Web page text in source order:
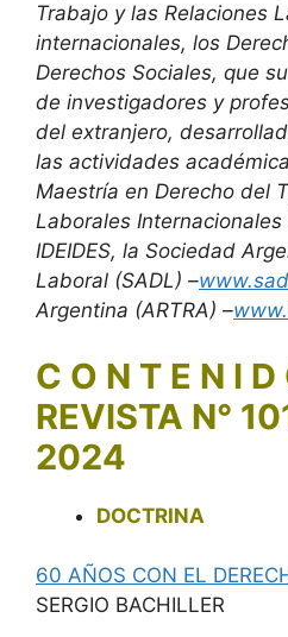
Trabajo y las Relaciones
internacionales, los
Derechos Sociales, que
de investigadores y
del extranjero,
las actividades
Maestría en Derecho del
Laborales Internacionales
IDEIDES, la Sociedad
Laboral (SADL) –
Argentina (ARTRA) –
C O N T E N I
REVISTA N°
2024
DOCTRINA
60 AÑOS CON EL
SERGIO BACHILLER